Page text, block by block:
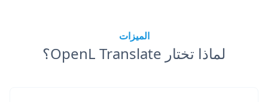
الميزات
لماذا تختار OpenL Translate؟